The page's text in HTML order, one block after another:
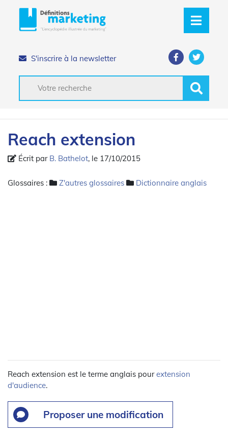
S'inscrire à la newsletter
Reach extension
Écrit par B. Bathelot, le 17/10/2015
Glossaires : Z'autres glossaires Dictionnaire anglais
Reach extension est le terme anglais pourextension
d'audience.
Proposer une modification